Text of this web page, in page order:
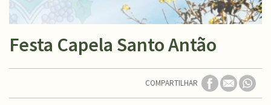
Festa Capela Santo Antão
COMPARTILHAR